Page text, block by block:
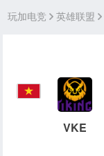
玩加电竞 英雄联盟
VKE